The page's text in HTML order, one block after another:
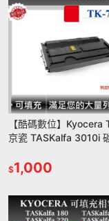
【酷碼數位】Kyocera
京瓷 TASKalfa 3010i
$1,000